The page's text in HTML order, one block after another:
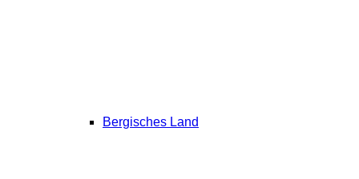
Bergisches Land